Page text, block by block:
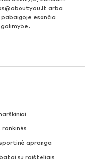
arba
esančia
rankinės
apranga
su raišteliais